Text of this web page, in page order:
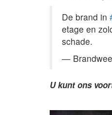
De brand in
etage en
schade.
—
U kunt ons